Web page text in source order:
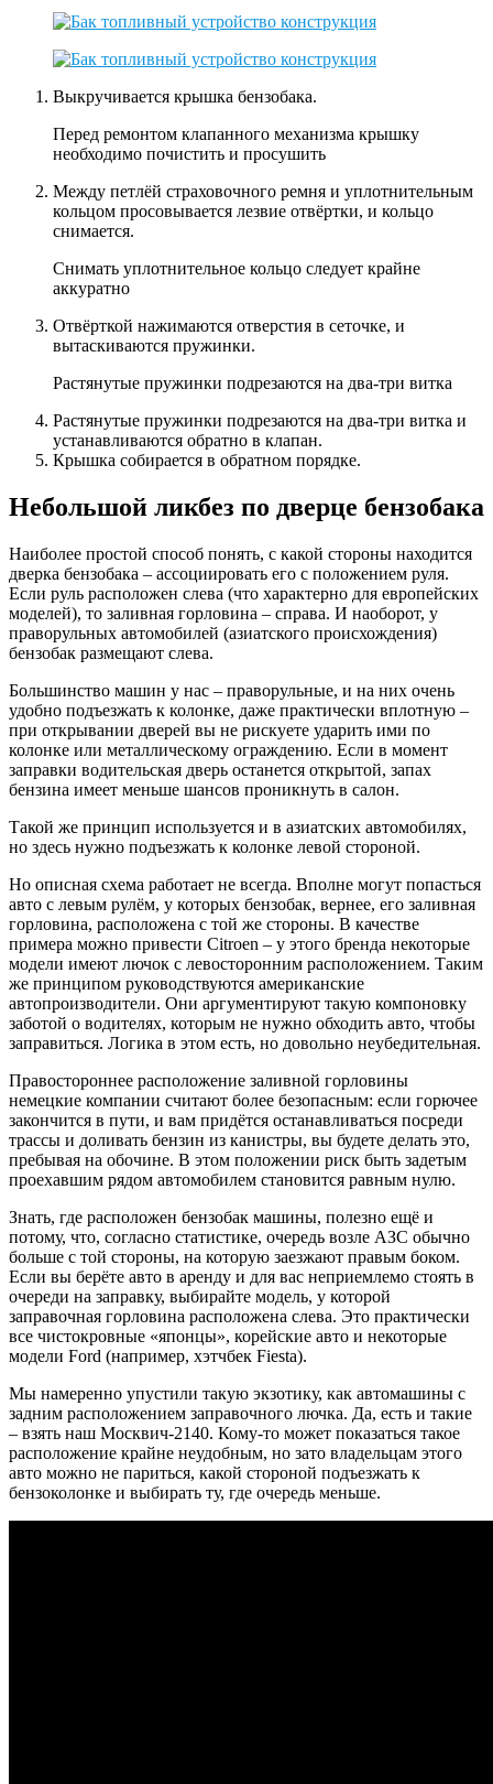
Выкручивается крышка бензобака.
Перед ремонтом клапанного механизма крышку
необходимо почистить и просушить
Между петлёй страховочного ремня и уплотнительным
кольцом просовывается лезвие отвёртки, и кольцо
снимается.
Снимать уплотнительное кольцо следует крайне
аккуратно
Отвёрткой нажимаются отверстия в сеточке, и
вытаскиваются пружинки.
Растянутые пружинки подрезаются на два-три витка
Растянутые пружинки подрезаются на два-три витка и
устанавливаются обратно в клапан.
Крышка собирается в обратном порядке.
Небольшой ликбез по дверце бензобака
Наиболее простой способ понять, с какой стороны находится
дверка бензобака – ассоциировать его с положением руля.
Если руль расположен слева (что характерно для европейских
моделей), то заливная горловина – справа. И наоборот, у
праворульных автомобилей (азиатского происхождения)
бензобак размещают слева.
Большинство машин у нас – праворульные, и на них очень
удобно подъезжать к колонке, даже практически вплотную –
при открывании дверей вы не рискуете ударить ими по
колонке или металлическому ограждению. Если в момент
заправки водительская дверь останется открытой, запах
бензина имеет меньше шансов проникнуть в салон.
Такой же принцип используется и в азиатских автомобилях,
но здесь нужно подъезжать к колонке левой стороной.
Но описная схема работает не всегда. Вполне могут попасться
авто с левым рулём, у которых бензобак, вернее, его заливная
горловина, расположена с той же стороны. В качестве
примера можно привести Citroen – у этого бренда некоторые
модели имеют лючок с левосторонним расположением. Таким
же принципом руководствуются американские
автопроизводители. Они аргументируют такую компоновку
заботой о водителях, которым не нужно обходить авто, чтобы
заправиться. Логика в этом есть, но довольно неубедительная.
Правостороннее расположение заливной горловины
немецкие компании считают более безопасным: если горючее
закончится в пути, и вам придётся останавливаться посреди
трассы и доливать бензин из канистры, вы будете делать это,
пребывая на обочине. В этом положении риск быть задетым
проехавшим рядом автомобилем становится равным нулю.
Знать, где расположен бензобак машины, полезно ещё и
потому, что, согласно статистике, очередь возле АЗС обычно
больше с той стороны, на которую заезжают правым боком.
Если вы берёте авто в аренду и для вас неприемлемо стоять в
очереди на заправку, выбирайте модель, у которой
заправочная горловина расположена слева. Это практически
все чистокровные «японцы», корейские авто и некоторые
модели Ford (например, хэтчбек Fiesta).
Мы намеренно упустили такую экзотику, как автомашины с
задним расположением заправочного лючка. Да, есть и такие
– взять наш Москвич-2140. Кому-то может показаться такое
расположение крайне неудобным, но зато владельцам этого
авто можно не париться, какой стороной подъезжать к
бензоколонке и выбирать ту, где очередь меньше.